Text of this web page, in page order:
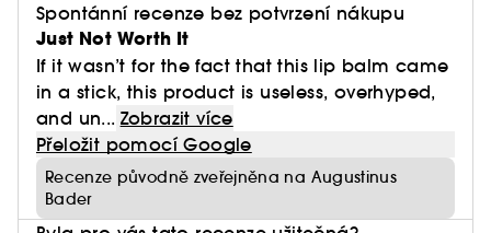
Spontánní recenze bez potvrzení nákupu
Just Not Worth It
If it wasn’t for the fact that this lip balm came
in a stick, this product is useless, overhyped,
and un... Zobrazit více
Přeložit pomocí Google
Recenze původně zveřejněna na Augustinus
Bader